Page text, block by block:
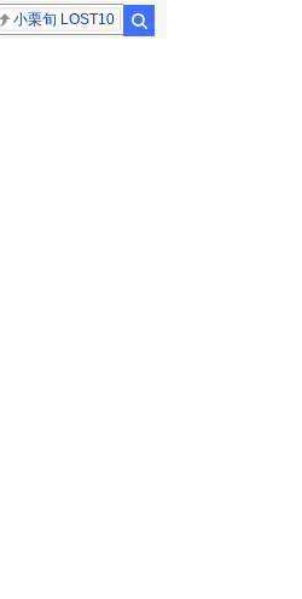
小栗旬 LOST10